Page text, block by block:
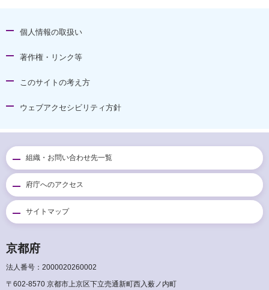
個人情報の取扱い
著作権・リンク等
このサイトの考え方
ウェブアクセシビリティ方針
組織・お問い合わせ先一覧
府庁へのアクセス
サイトマップ
京都府
法人番号：2000020260002
〒602-8570 京都市上京区下立売通新町西入薮ノ内町